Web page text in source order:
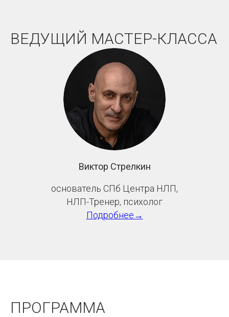
ВЕДУЩИЙ МАСТЕР-КЛАССА
Виктор Стрелкин
основатель СПб Центра НЛП,
НЛП-Тренер, психолог
Подробнее→
ПРОГРАММА